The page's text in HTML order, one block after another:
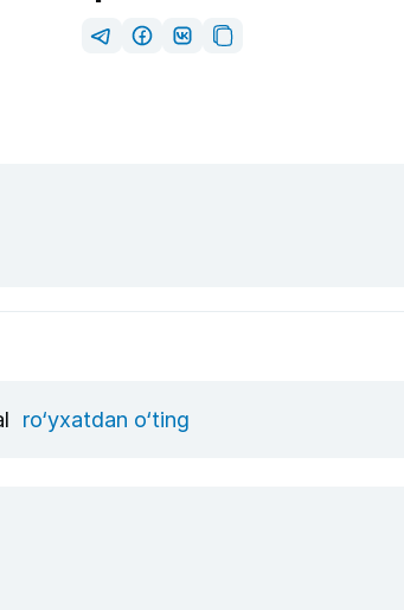
ro‘yxatdan o‘ting